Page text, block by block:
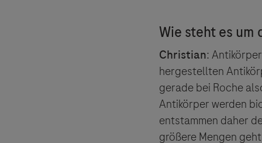
Christian:
hergestellten
gerade bei Roche
Antikörper werden
entstammen daher
größere Mengen